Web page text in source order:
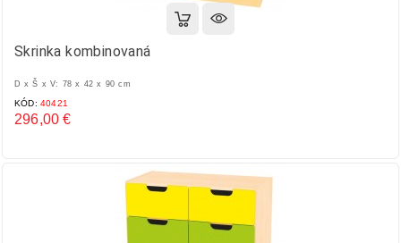
Skrinka kombinovaná
D x Š x V: 78 x 42 x 90 cm
KÓD: 40421
296,00 €